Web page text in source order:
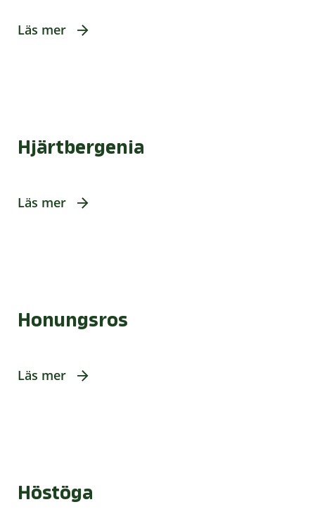
Läs mer
Hjärtbergenia
Läs mer
Honungsros
Läs mer
Höstöga